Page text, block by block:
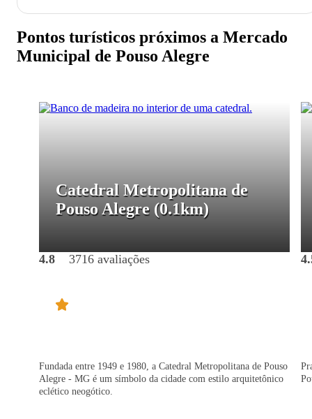
Pontos turísticos próximos a Mercado
Municipal de Pouso Alegre
Catedral Metropolitana de
Pouso Alegre (0.1km)
4.8 3716 avaliações
Fundada entre 1949 e 1980, a Catedral Metropolitana de Pouso
Alegre - MG é um símbolo da cidade com estilo arquitetônico
eclético neogótico.